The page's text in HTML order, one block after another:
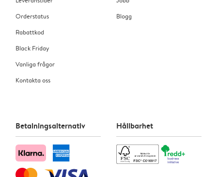
Orderstatus
Rabattkod
Black Friday
Vanliga frågor
Kontakta oss
Blogg
Betalningsalternativ Hållbarhet